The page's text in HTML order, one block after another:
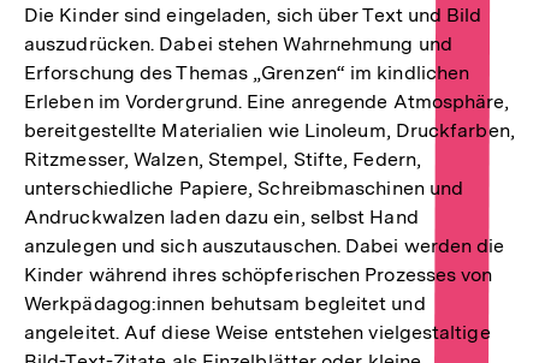
Die Kinder sind eingeladen, sich über Text und Bild
auszudrücken. Dabei stehen Wahrnehmung und
Erforschung des Themas „Grenzen“ im kindlichen
Erleben im Vordergrund. Eine anregende Atmosphäre,
bereitgestellte Materialien wie Linoleum, Druckfarben,
Ritzmesser, Walzen, Stempel, Stifte, Federn,
unterschiedliche Papiere, Schreibmaschinen und
Andruckwalzen laden dazu ein, selbst Hand
anzulegen und sich auszutauschen. Dabei werden die
Kinder während ihres schöpferischen Prozesses von
Werkpädagog:innen behutsam begleitet und
angeleitet. Auf diese Weise entstehen vielgestaltige